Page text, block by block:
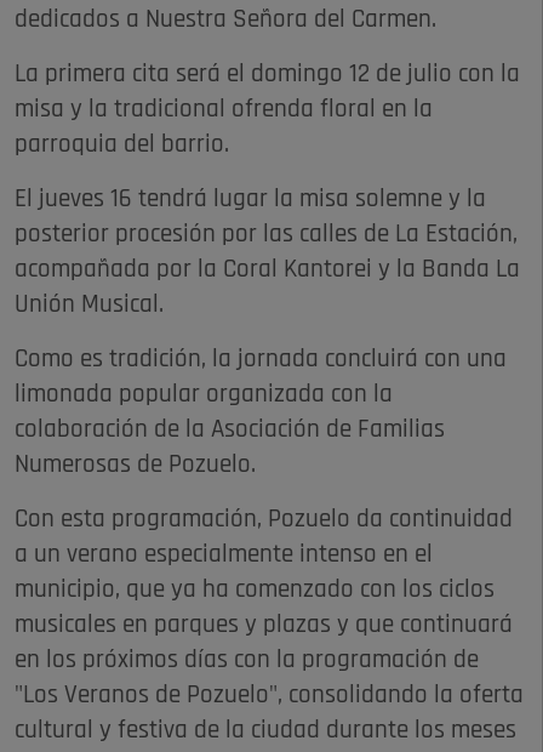
dedicados a Nuestra Señora del Carmen.
La primera cita será el domingo 12 de julio con la
misa y la tradicional ofrenda floral en la
parroquia del barrio.
El jueves 16 tendrá lugar la misa solemne y la
posterior procesión por las calles de La Estación,
acompañada por la Coral Kantorei y la Banda La
Unión Musical.
Como es tradición, la jornada concluirá con una
limonada popular organizada con la
colaboración de la Asociación de Familias
Numerosas de Pozuelo.
Con esta programación, Pozuelo da continuidad
a un verano especialmente intenso en el
municipio, que ya ha comenzado con los ciclos
musicales en parques y plazas y que continuará
en los próximos días con la programación de
"Los Veranos de Pozuelo", consolidando la oferta
cultural y festiva de la ciudad durante los meses